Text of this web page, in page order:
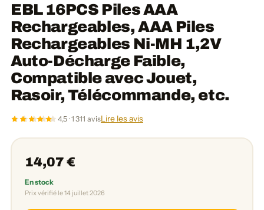
EBL 16PCS Piles AAA
Rechargeables, AAA Piles
Rechargeables Ni-MH 1,2V
Auto-Décharge Faible,
Compatible avec Jouet,
Rasoir, Télécommande, etc.
4,5 · 1 311 avisLire les avis
14,07 €
En stock
Prix vérifié le 14 juillet 2026